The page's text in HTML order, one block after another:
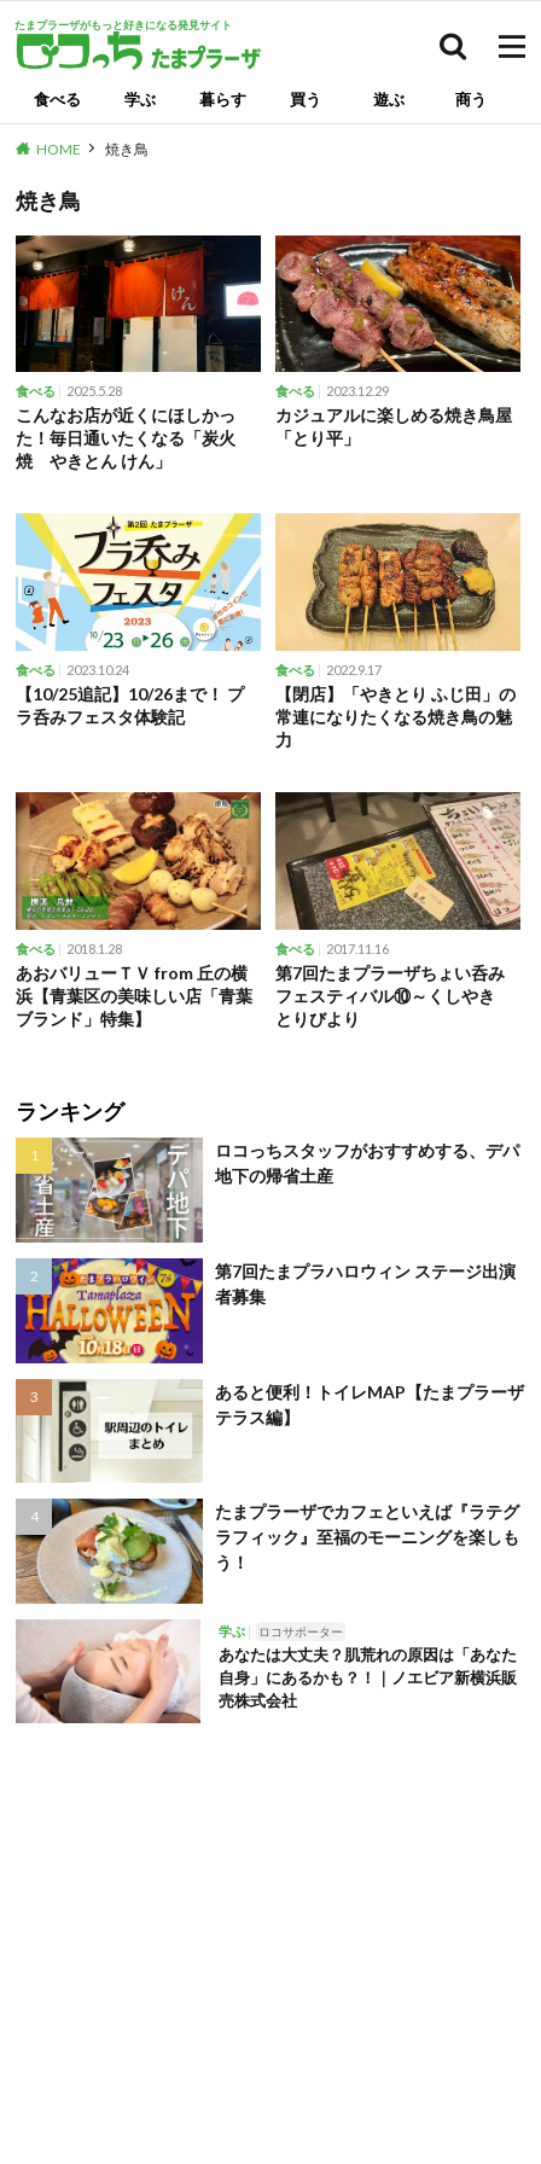
たまプラーザがもっと好きになる発見サイト
食べる 学ぶ 暮らす 買う 遊ぶ 商う
HOME 焼き鳥
焼き鳥
食べる 2025.5.28
こんなお店が近くにほしかっ
た！毎日通いたくなる「炭火
焼 やきとん けん」
食べる 2023.12.29
カジュアルに楽しめる焼き鳥屋
「とり平」
食べる 2023.10.24
【10/25追記】10/26まで！ プ
ラ呑みフェスタ体験記
食べる 2022.9.17
【閉店】「やきとり ふじ田」の
常連になりたくなる焼き鳥の魅
力
食べる 2018.1.28
あおバリューＴＶ from 丘の横
浜【青葉区の美味しい店「青葉
ブランド」特集】
食べる 2017.11.16
第7回たまプラーザちょい呑み
フェスティバル⑩～くしやき
とりびより
ランキング
ロコっちスタッフがおすすめする、デパ
地下の帰省土産
第7回たまプラハロウィン ステージ出演
者募集
あると便利！トイレMAP【たまプラーザ
テラス編】
たまプラーザでカフェといえば『ラテグ
ラフィック』至福のモーニングを楽しも
う！
学ぶ ロコサポーター
あなたは大丈夫？肌荒れの原因は「あなた
自身」にあるかも？！｜ノエビア新横浜販
売株式会社